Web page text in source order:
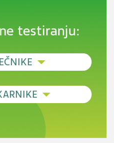
testiranju:
do personalizirane
komorbiditeti, spolne
dijagnostike
praksi –